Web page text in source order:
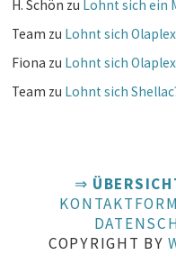
H. Schön zu Lohnt sich ein
Team zu Lohnt sich
Fiona zu Lohnt sich
Team zu Lohnt sich
⇒
COPYRIGHT BY